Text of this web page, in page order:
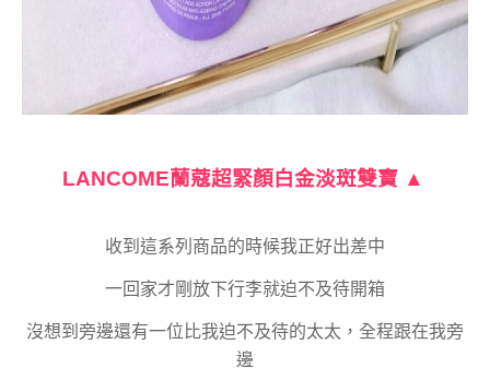
LANCOME蘭蔻超緊顏白金淡斑雙寶 ▲
收到這系列商品的時候我正好出差中
一回家才剛放下行李就迫不及待開箱
沒想到旁邊還有一位比我迫不及待的太太，全程跟在我旁
邊